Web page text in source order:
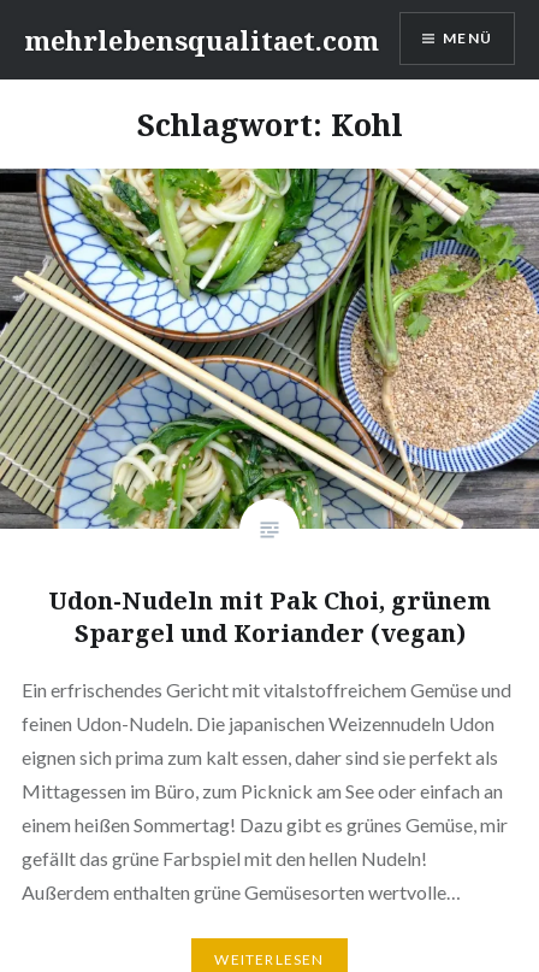
Inhalt
springen
mehrlebensqualitaet.com MENÜ
Schlagwort: Kohl
Udon-Nudeln mit Pak Choi, grünem
Spargel und Koriander (vegan)
Ein erfrischendes Gericht mit vitalstoffreichem Gemüse und
feinen Udon-Nudeln. Die japanischen Weizennudeln Udon
eignen sich prima zum kalt essen, daher sind sie perfekt als
Mittagessen im Büro, zum Picknick am See oder einfach an
einem heißen Sommertag! Dazu gibt es grünes Gemüse, mir
gefällt das grüne Farbspiel mit den hellen Nudeln!
Außerdem enthalten grüne Gemüsesorten wertvolle…
WEITERLESEN